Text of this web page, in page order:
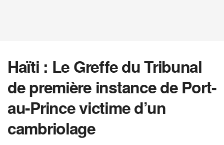
Haïti : Le Greffe du Tribunal
de première instance de Port-
au-Prince victime d’un
cambriolage